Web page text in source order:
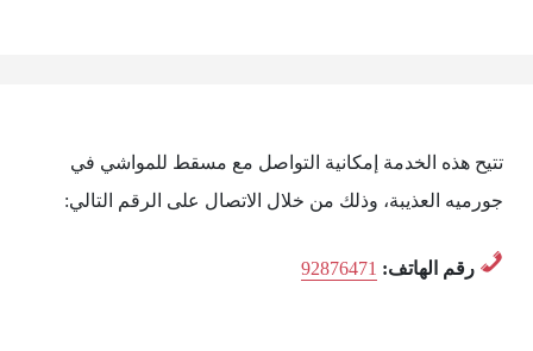
تتيح هذه الخدمة إمكانية التواصل مع مسقط للمواشي في
جورميه العذيبة، وذلك من خلال الاتصال على الرقم التالي:
رقم الهاتف: 92876471